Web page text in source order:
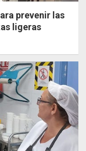
prevenir las
ligeras